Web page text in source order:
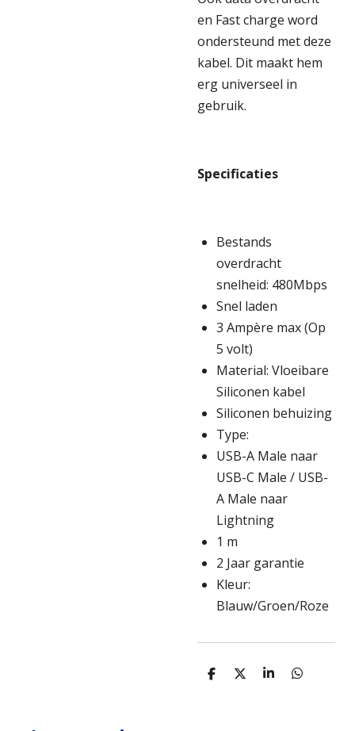
en Fast charge word
ondersteund met deze
kabel. Dit maakt hem
erg universeel in
gebruik.
Specificaties
Bestands
overdracht
snelheid: 480Mbps
Snel laden
3 Ampère max (Op
5 volt)
Material: Vloeibare
Siliconen kabel
Siliconen behuizing
Type:
USB-A Male naar
USB-C Male / USB-
A Male naar
Lightning
1 m
2 Jaar garantie
Kleur:
Blauw/Groen/Roze
D
D
S
D